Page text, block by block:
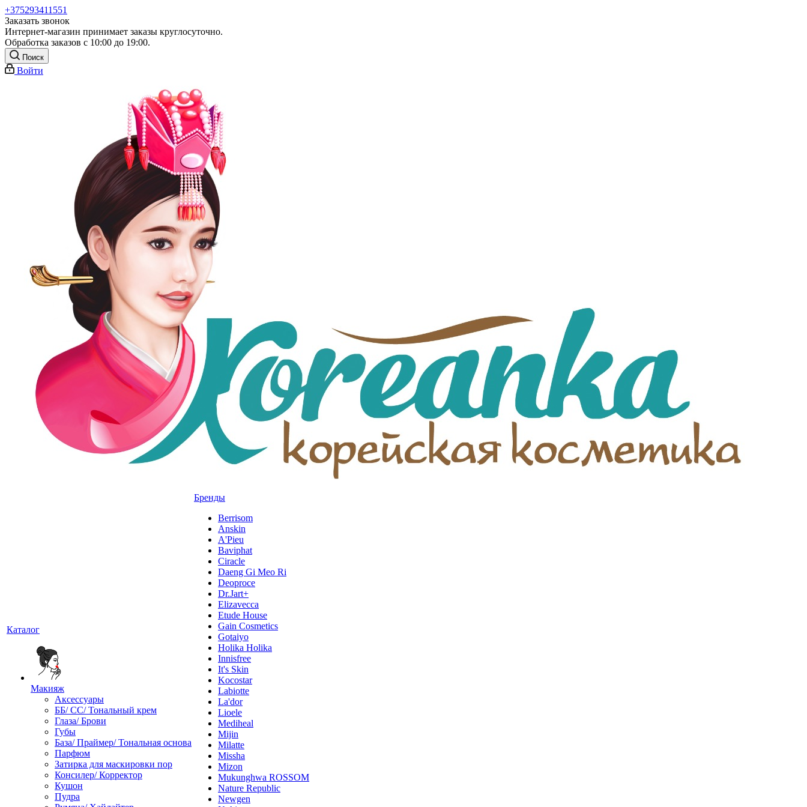
+375293411551
Заказать звонок
Интернет-магазин принимает заказы круглосуточно.
Обработка заказов с 10:00 до 19:00.
Поиск
Войти
Каталог
Макияж
Аксессуары
ББ/ СС/ Тональный крем
Глаза/ Брови
Губы
База/ Праймер/ Тональная основа
Парфюм
Затирка для маскировки пор
Консилер/ Корректор
Кушон
Пудра
Бренды
Berrisom
Anskin
A'Pieu
Baviphat
Ciracle
Daeng Gi Meo Ri
Deoproce
Dr.Jart+
Elizavecca
Etude House
Gain Cosmetics
Gotaiyo
Holika Holika
Innisfree
It's Skin
Kocostar
Labiotte
La'dor
Lioele
Mediheal
Mijin
Milatte
Missha
Mizon
Mukunghwa ROSSOM
Nature Republic
Newgen